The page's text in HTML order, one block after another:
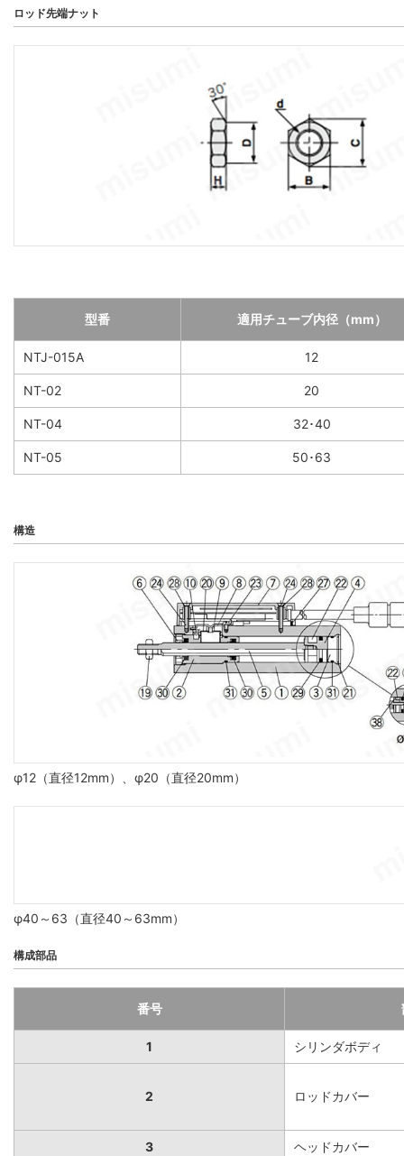
ロッド先端ナット
型番 適用チューブ内径（mm）
NTJ-015A 12
NT-02 20
NT-04 32･40
NT-05 50･63
構造
φ12（直径12mm）、φ20（直径20mm）
φ40～63（直径40～63mm）
構成部品
番号
1 シリンダボディ
2 ロッドカバー
3 ヘッドカバー